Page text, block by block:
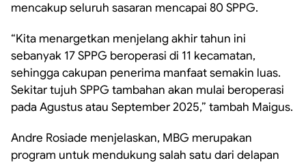
mencakup seluruh sasaran mencapai 80 SPPG.
“Kita menargetkan menjelang akhir tahun ini
sebanyak 17 SPPG beroperasi di 11 kecamatan,
sehingga cakupan penerima manfaat semakin luas.
Sekitar tujuh SPPG tambahan akan mulai beroperasi
pada Agustus atau September 2025,” tambah Maigus.
Andre Rosiade menjelaskan, MBG merupakan
program untuk mendukung salah satu dari delapan